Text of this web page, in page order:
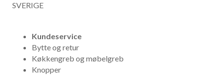
SVERIGE
Kundeservice
Bytte og retur
Køkkengreb og møbelgreb
Knopper